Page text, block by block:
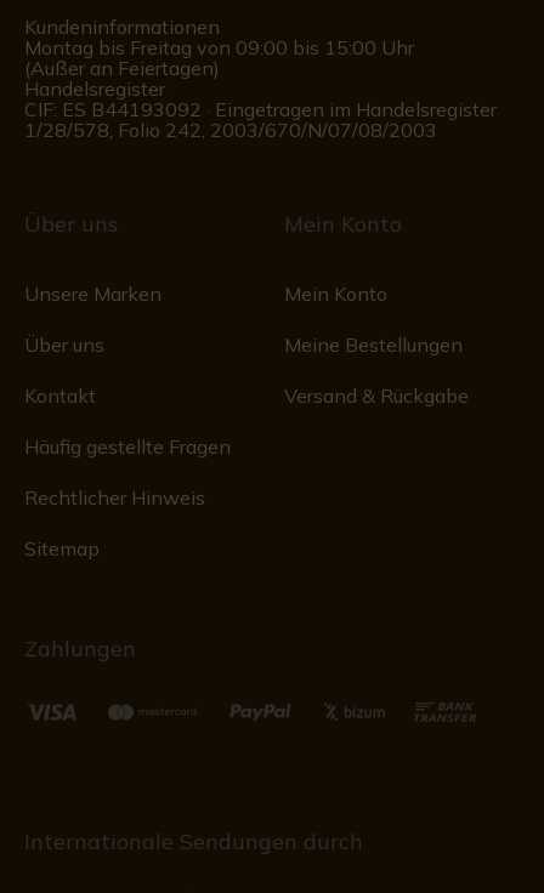
Kundeninformationen
Montag bis Freitag von 09:00 bis 15:00 Uhr
(Außer an Feiertagen)
Handelsregister
CIF: ES B44193092 · Eingetragen im Handelsregister
1/28/578, Folio 242, 2003/670/N/07/08/2003
Über uns
Unsere Marken
Über uns
Kontakt
Häufig gestellte Fragen
Rechtlicher Hinweis
Sitemap
Mein Konto
Mein Konto
Meine Bestellungen
Versand & Rückgabe
Zahlungen
Internationale Sendungen durch